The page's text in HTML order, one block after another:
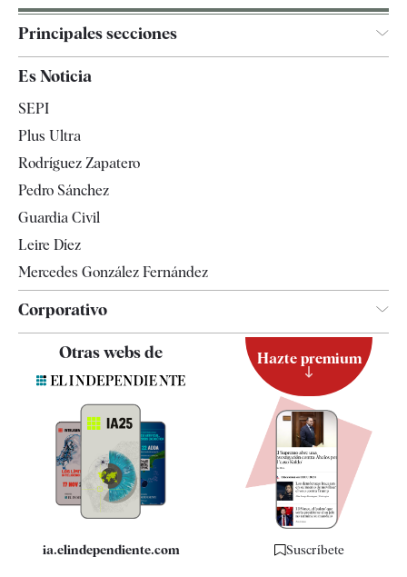
Principales secciones
Televisión
Es Noticia
SEPI
Plus Ultra
Rodríguez Zapatero
Pedro Sánchez
Guardia Civil
Leire Díez
Mercedes González Fernández
Corporativo
Quiénes somos
Especificaciones
Otras webs de
ia.elindependiente.com
Hazte premium
Suscríbete